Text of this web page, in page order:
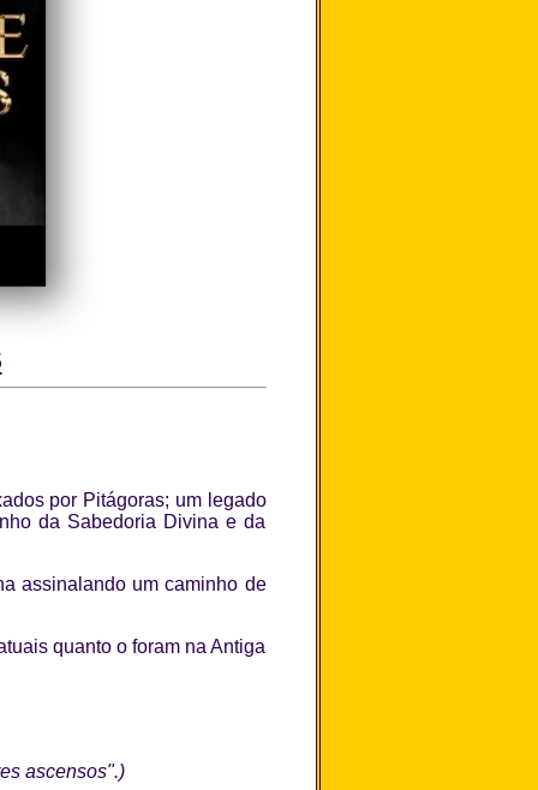
por Pitágoras; um legado
da Sabedoria Divina e da
assinalando um caminho de
quanto o foram na Antiga
ascensos".)